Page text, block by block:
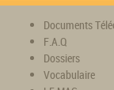
Documents
F.A.Q
Dossiers
Vocabulaire